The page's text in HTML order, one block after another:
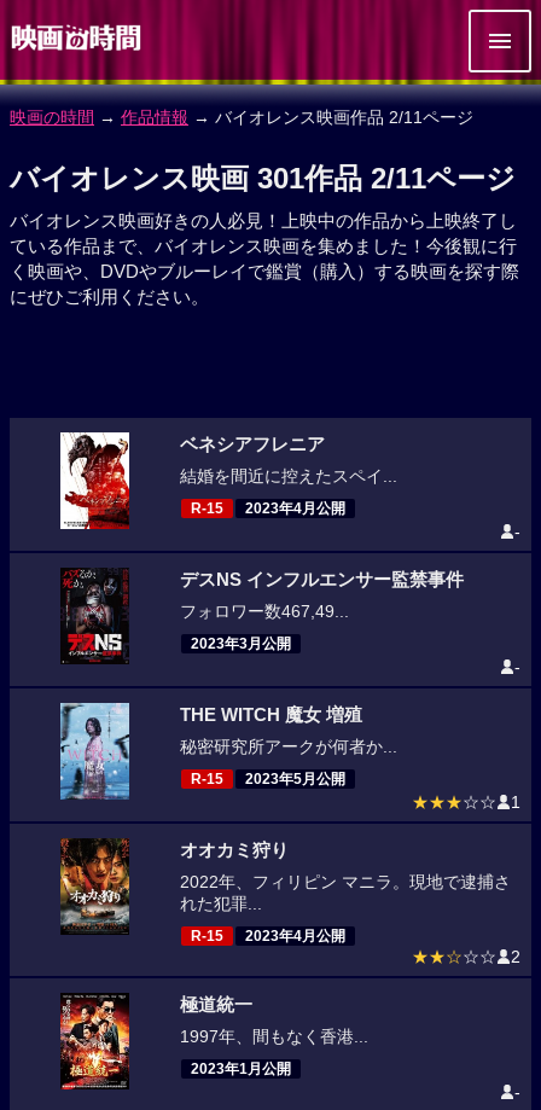
映画の時間 → 作品情報 → バイオレンス映画作品 2/11ページ
バイオレンス映画 301作品 2/11ページ
バイオレンス映画好きの人必見！上映中の作品から上映終了し
ている作品まで、バイオレンス映画を集めました！今後観に行
く映画や、DVDやブルーレイで鑑賞（購入）する映画を探す際
にぜひご利用ください。
ベネシアフレニア
結婚を間近に控えたスペイ...
R-15 2023年4月公開
-
デスNS インフルエンサー監禁事件
フォロワー数467,49...
2023年3月公開
-
THE WITCH 魔女 増殖
秘密研究所アークが何者か...
R-15 2023年5月公開
★★★☆☆ 1
オオカミ狩り
2022年、フィリピン マニラ。現地で逮捕さ
れた犯罪...
R-15 2023年4月公開
★★☆☆☆ 2
極道統一
1997年、間もなく香港...
2023年1月公開
-